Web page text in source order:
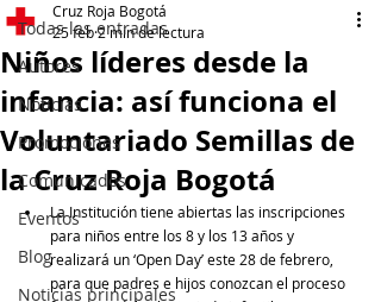
Todas las entradas
Autores
Noticias
Promociones
Comunicados
Eventos
Blog
Noticias principales
Niños líderes desde la
infancia: así funciona el
Voluntariado Semillas de
la Cruz Roja Bogotá
Cruz Roja Bogotá
25 feb2 min de lectura
La Institución tiene abiertas las inscripciones
para niños entre los 8 y los 13 años y
realizará un ‘Open Day’ este 28 de febrero,
para que padres e hijos conozcan el proceso